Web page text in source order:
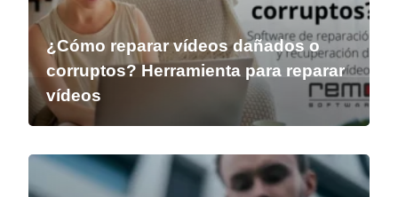
¿Cómo reparar vídeos dañados o
corruptos? Herramienta para reparar
vídeos